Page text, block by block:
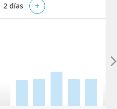
2 días +